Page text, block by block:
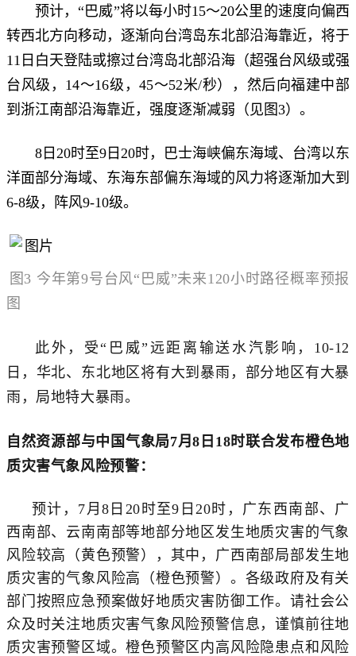
预计，“巴威”将以每小时15～20公里的速度向偏西
转西北方向移动，逐渐向台湾岛东北部沿海靠近，将于
11日白天登陆或擦过台湾岛北部沿海（超强台风级或强
台风级，14～16级，45～52米/秒），然后向福建中部
到浙江南部沿海靠近，强度逐渐减弱（见图3）。
8日20时至9日20时，巴士海峡偏东海域、台湾以东
洋面部分海域、东海东部偏东海域的风力将逐渐加大到
6-8级，阵风9-10级。
图3 今年第9号台风“巴威”未来120小时路径概率预报
图
此外，受“巴威”远距离输送水汽影响，10-12
日，华北、东北地区将有大到暴雨，部分地区有大暴
雨，局地特大暴雨。
自然资源部与中国气象局7月8日18时联合发布橙色地
质灾害气象风险预警：
预计，7月8日20时至9日20时，广东西南部、广
西南部、云南南部等地部分地区发生地质灾害的气象
风险较高（黄色预警），其中，广西南部局部发生地
质灾害的气象风险高（橙色预警）。各级政府及有关
部门按照应急预案做好地质灾害防御工作。请社会公
众及时关注地质灾害气象风险预警信息，谨慎前往地
质灾害预警区域。橙色预警区内高风险隐患点和风险